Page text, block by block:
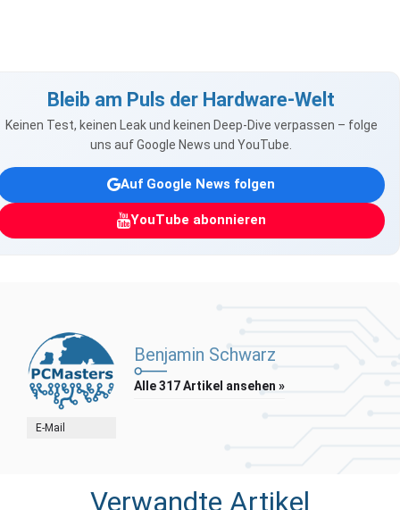
Bleib am Puls der Hardware-Welt
Keinen Test, keinen Leak und keinen Deep-Dive verpassen – folge
uns auf Google News und YouTube.
Auf Google News folgen
YouTube abonnieren
E-Mail
Benjamin Schwarz
Alle 317 Artikel ansehen »
Verwandte Artikel